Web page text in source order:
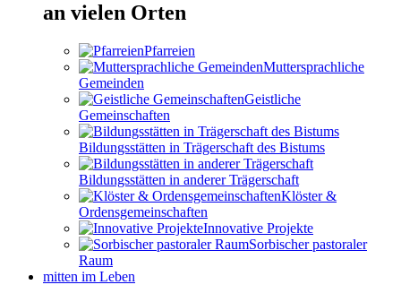
an vielen Orten
Pfarreien
Muttersprachliche
Gemeinden
Geistliche
Gemeinschaften
Bildungsstätten in Trägerschaft des Bistums
Bildungsstätten in anderer Trägerschaft
Klöster &
Ordensgemeinschaften
Innovative Projekte
Sorbischer pastoraler
Raum
mitten im Leben